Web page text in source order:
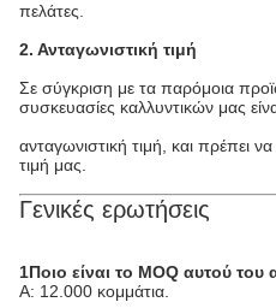
πελάτες.
2. Ανταγωνιστική τιμή
Σε σύγκριση με τα παρόμοια
συσκευασίες καλλυντικών μας
ανταγωνιστική τιμή, και πρέπει
τιμή μας.
Γενικές ερωτήσεις
1Ποιο είναι το MOQ αυτού του
Α: 12.000 κομμάτια.